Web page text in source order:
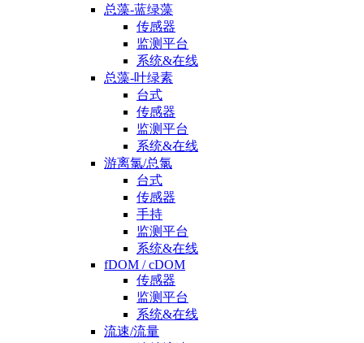
总藻-蓝绿藻
传感器
监测平台
系统&在线
总藻-叶绿素
台式
传感器
监测平台
系统&在线
游离氯/总氯
台式
传感器
手持
监测平台
系统&在线
fDOM / cDOM
传感器
监测平台
系统&在线
流速/流量